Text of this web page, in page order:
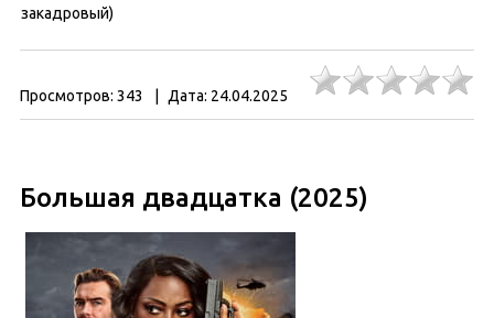
закадровый)
Просмотров: 343 Дата: 24.04.2025
Большая двадцатка (2025)